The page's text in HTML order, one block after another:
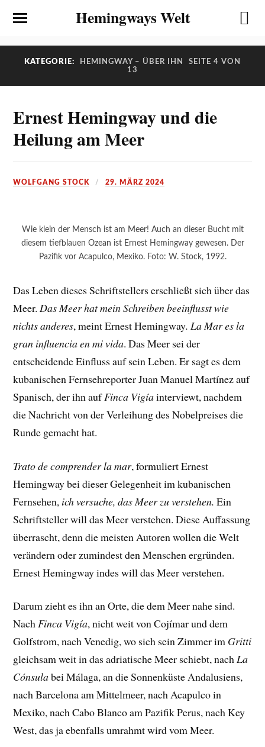
Hemingways Welt
KATEGORIE: HEMINGWAY – ÜBER IHN
SEITE 4 VON
13
Ernest Hemingway und die
Heilung am Meer
WOLFGANG STOCK 29. MÄRZ 2024
Wie klein der Mensch ist am Meer! Auch an dieser Bucht mit
diesem tiefblauen Ozean ist Ernest Hemingway gewesen. Der
Pazifik vor Acapulco, Mexiko. Foto: W. Stock, 1992.
Das Leben dieses Schriftstellers erschließt sich über das
Meer.Das Meer hat mein Schreiben beeinflusst wie
nichts anderes, meint Ernest Hemingway. La Mar es la
gran influencia en mi vida. Das Meer sei der
entscheidende Einfluss auf sein Leben. Er sagt es dem
kubanischen Fernsehreporter Juan Manuel Martínez auf
Spanisch, der ihn aufFinca Vigíainterviewt, nachdem
die Nachricht von der Verleihung des Nobelpreises die
Runde gemacht hat.
Trato de comprender la mar, formuliert Ernest
Hemingway bei dieser Gelegenheit im kubanischen
Fernsehen, ich versuche, das Meer zu verstehen.Ein
Schriftsteller will das Meer verstehen. Diese Auffassung
überrascht, denn die meisten Autoren wollen die Welt
verändern oder zumindest den Menschen ergründen.
Ernest Hemingway indes will das Meer verstehen.
Darum zieht es ihn an Orte, die dem Meer nahe sind.
NachFinca Vigía, nicht weit von Cojímar und dem
Golfstrom, nach Venedig, wo sich sein Zimmer im Gritti
gleichsam weit in das adriatische Meer schiebt, nachLa
Cónsulabei Málaga, an die Sonnenküste Andalusiens,
nach Barcelona am Mittelmeer, nach Acapulco in
Mexiko, nach Cabo Blanco am Pazifik Perus, nach Key
West, das ja ebenfalls umrahmt wird vom Meer.